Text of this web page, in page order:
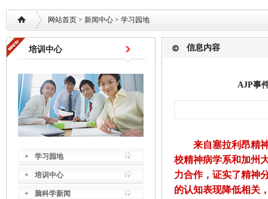
网站首页 > 新闻中心 > 学习园地
培训中心
学习园地
培训中心
脑科学新闻
信息内容
AJP事
来自塞拉利昂精
校精神病学系和加州
力合作，证实了精神
的认知表现降低相关